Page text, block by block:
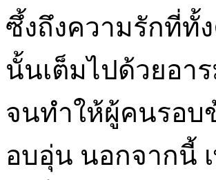
ซึ้งถึงความรักที่ทั้
นั้นเต็มไปด้วยอา
จนทำให้ผู้คนรอบ
อบอุ่น นอกจากนี้